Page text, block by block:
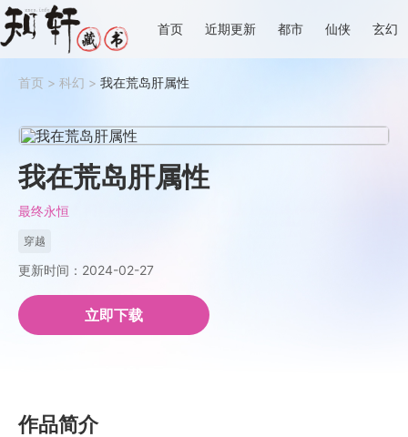
首页 近期更新 都市 仙侠 玄幻
首页 > 科幻 > 我在荒岛肝属性
我在荒岛肝属性
最终永恒
穿越
更新时间：2024-02-27
立即下载
作品简介